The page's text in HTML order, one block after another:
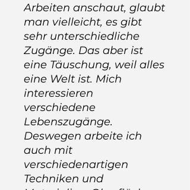
Arbeiten anschaut, glaubt
man vielleicht, es gibt
sehr unterschiedliche
Zugänge. Das aber ist
eine Täuschung, weil alles
eine Welt ist. Mich
interessieren
verschiedene
Lebenszugänge.
Deswegen arbeite ich
auch mit
verschiedenartigen
Techniken und